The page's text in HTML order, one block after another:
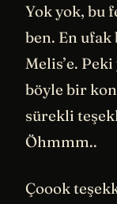
Yok yok, bu
ben. En
Melis’e.
böyle bir
sürekli
Öhmmm..
Çoook